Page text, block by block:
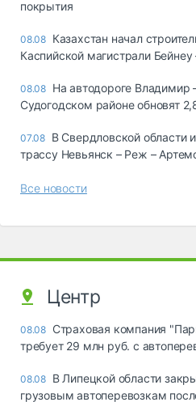
покрытия
08.08 Казахстан начал
Каспийской магистрали Бейнеу
08.08 На автодороге
Судогодском районе обновят
07.08 В Свердловской области
трассу Невьянск – Реж –
Все новости
Центр
08.08 Страховая компания
требует 29 млн руб. с
08.08 В Липецкой области
грузовым автоперевозкам